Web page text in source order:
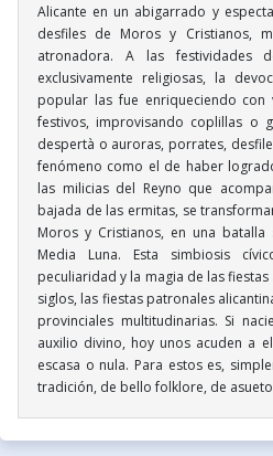
Alicante en un abigarrado y
desfiles de Moros y Cristianos,
atronadora. A las festividades
exclusivamente religiosas, la
popular las fue enriqueciendo con
festivos, improvisando coplillas o
despertà o auroras, porrates,
fenómeno como el de haber
las milicias del Reyno que
bajada de las ermitas, se
Moros y Cristianos, en una
Media Luna. Esta simbiosis
peculiaridad y la magia de las
siglos, las fiestas patronales
provinciales multitudinarias. Si
auxilio divino, hoy unos acuden a
escasa o nula. Para estos es,
tradición, de bello folklore, de